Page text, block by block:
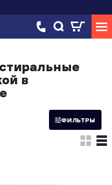
в
ФИЛЬТРЫ